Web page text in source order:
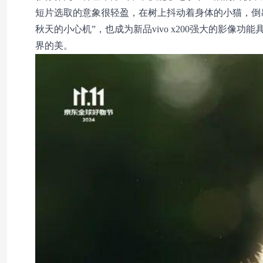
短片选取的意象很轻盈，在树上抖动着身体的小猫，
秋天的小心机”，也成为新品vivo x200强大的影像功
界的美。